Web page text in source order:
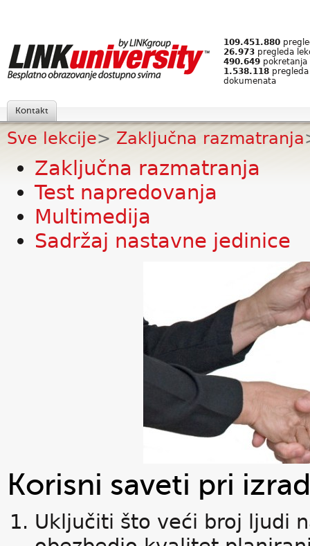
109.451.880
26.973 pregleda
490.649 pokretanja
1.538.118
dokumenata
Kontakt
Sve lekcije> Zaključna razmatranja
Zaključna razmatranja
Test napredovanja
Multimedija
Sadržaj nastavne jedinice
Korisni saveti pri
Uključiti što veći broj ljudi